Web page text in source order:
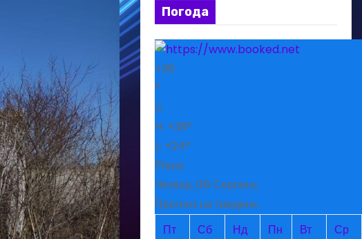
Погода
+36
°
C
H: +39°
L: +24°
Рівне
Четвер, 06 Серпень
Прогноз на тиждень
Пт
Сб Нд Пн Вт Ср